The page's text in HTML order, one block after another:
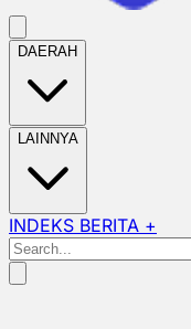
DAERAH
LAINNYA
INDEKS BERITA +